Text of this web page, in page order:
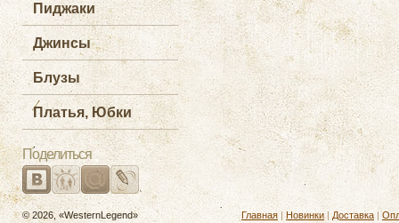
Пиджаки
Джинсы
Блузы
Платья, Юбки
Поделиться
© 2026, «WesternLegend»
Главная | Новинки | Доставка |